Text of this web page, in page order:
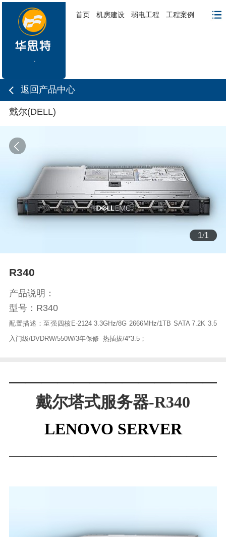
首页 机房建设 弱电工程 工程案例
返回产品中心
戴尔(DELL)
1/1
R340
产品说明：
型号：R340
配置描述：至强四核E-2124 3.3GHz/8G 2666MHz/1TB SATA 7.2K 3.5
入门级/DVDRW/550W/3年保修 热插拔/4*3.5；
戴尔塔式服务器-R340
LENOVO SERVER